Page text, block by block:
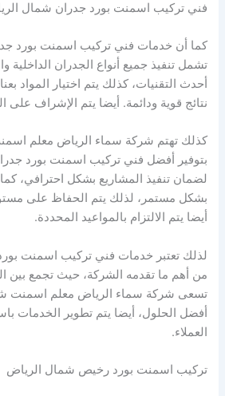
فني تركيب اسمنت بورد جدران شمال
كما أن خدمات فني تركيب اسمنت بورد
تشمل تنفيذ جميع أنواع الجدران الداخلية
أحدث التقنيات، كذلك يتم اختيار المواد
نتائج قوية ودائمة. أيضا يتم الإشراف
كذلك تهتم شركة سماء الرياض معلم
بتوفير أفضل فني تركيب اسمنت بورد
لضمان تنفيذ المشاريع بشكل احترافي، كما
بشكل مستمر، لذلك يتم الحفاظ على
أيضا يتم الالتزام بالمواعيد المحددة.
لذلك تعتبر خدمات فني تركيب اسمنت
من أهم ما تقدمه الشركة، حيث تجمع بين
تسعى شركة سماء الرياض معلم اسمنت
أفضل الحلول، أيضا يتم تطوير الخدمات
العملاء.
تركيب اسمنت بورد رخيص شمال الرياض